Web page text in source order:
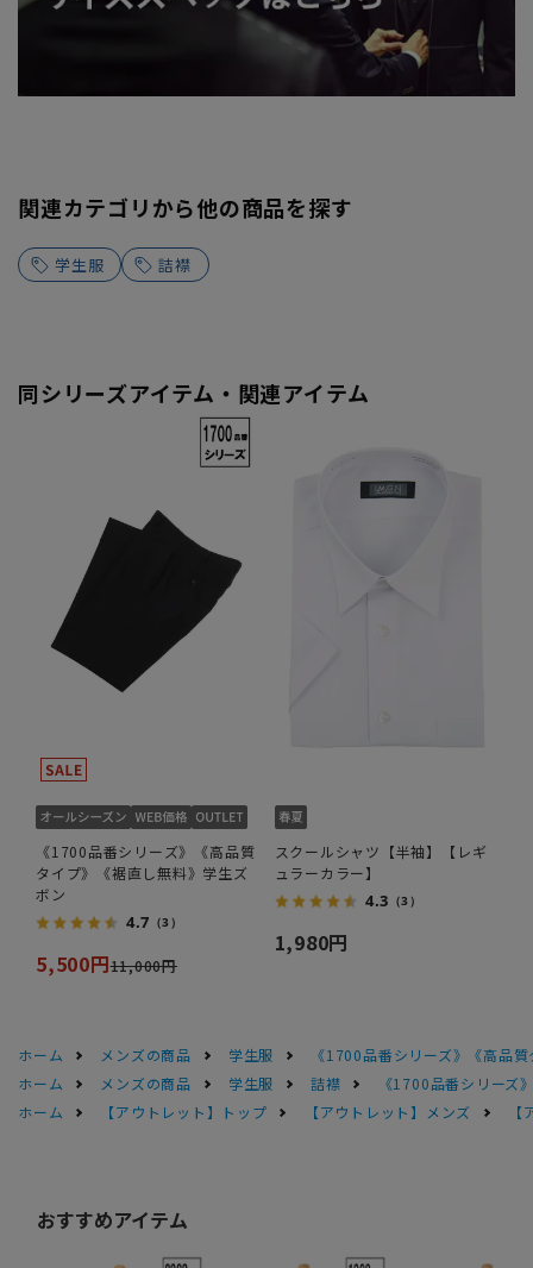
関連カテゴリから他の商品を探す
学生服 詰襟
同シリーズアイテム・関連アイテム
《1700品番シリーズ》《高品質
タイプ》《裾直し無料》学生ズ
ボン
4.7 （3）
5,500円11,000円
スクールシャツ【半袖】【レギ
ュラーカラー】
4.3 （3）
1,980円
ホーム メンズの商品 学生服
《1700品番シリーズ》《高品
ホーム
メンズの商品 学生服 詰襟
《1700品番シリーズ
ホーム
【アウトレット】トップ 【アウトレット】メンズ